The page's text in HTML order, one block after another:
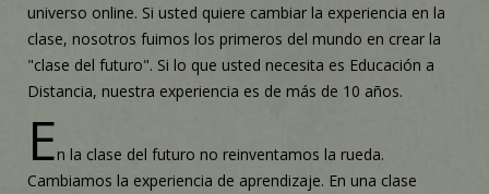
universo online. Si usted quiere cambiar la experiencia en la
clase, nosotros fuimos los primeros del mundo en crear la
"clase del futuro". Si lo que usted necesita es Educación a
Distancia, nuestra experiencia es de más de 10 años.
En la clase del futuro no reinventamos la rueda.
Cambiamos la experiencia de aprendizaje. En una clase